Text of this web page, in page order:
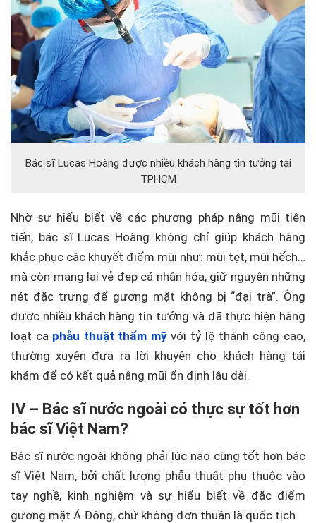
Bác sĩ Lucas Hoàng được nhiều khách hàng tin tưởng tại
TPHCM
Nhờ sự hiểu biết về các phương pháp nâng mũi tiên
tiến, bác sĩ Lucas Hoàng không chỉ giúp khách hàng
khắc phục các khuyết điểm mũi như: mũi tẹt, mũi hếch…
mà còn mang lại vẻ đẹp cá nhân hóa, giữ nguyên những
nét đặc trưng để gương mặt không bị “đại trà”. Ông
được nhiều khách hàng tin tưởng và đã thực hiện hàng
loạt ca phẫu thuật thẩm mỹvới tỷ lệ thành công cao,
thường xuyên đưa ra lời khuyên cho khách hàng tái
khám để có kết quả nâng mũi ổn định lâu dài.
IV – Bác sĩ nước ngoài có thực sự tốt hơn
bác sĩ Việt Nam?
Bác sĩ nước ngoài không phải lúc nào cũng tốt hơn bác
sĩ Việt Nam, bởi chất lượng phẫu thuật phụ thuộc vào
tay nghề, kinh nghiệm và sự hiểu biết về đặc điểm
gương mặt Á Đông, chứ không đơn thuần là quốc tịch.